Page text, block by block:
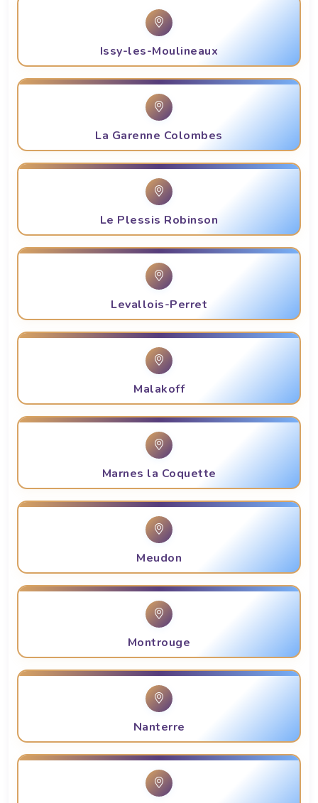
Issy-les-Moulineaux
La Garenne Colombes
Le Plessis Robinson
Levallois-Perret
Malakoff
Marnes la Coquette
Meudon
Montrouge
Nanterre